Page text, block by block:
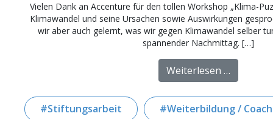
Vielen Dank an Accenture für den tollen Workshop „Klima-
Klimawandel und seine Ursachen sowie Auswirkungen
wir aber auch gelernt, was wir gegen Klimawandel selber
spannender Nachmittag. […]
Weiterlesen …from
Stiftungsarbeit Weiterbildung /